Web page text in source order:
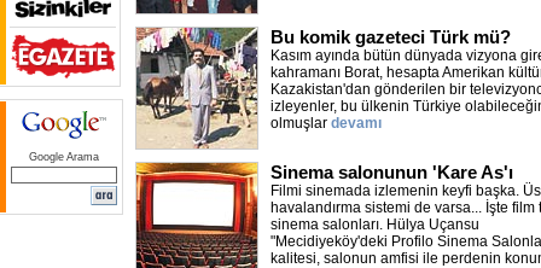
Google Arama
Bu komik gazeteci Türk mü?
Kasım ayında bütün dünyada vizyona
kahramanı Borat, hesapta Amerikan
Kazakistan'dan gönderilen bir
izleyenler, bu ülkenin Türkiye
olmuşlar devamı
Sinema salonunun 'Kare As'ı
Filmi sinemada izlemenin keyfi başka.
havalandırma sistemi de varsa... İşte film
sinema salonları. Hülya Uçansu
"Mecidiyeköy'deki Profilo Sinema
kalitesi, salonun amfisi ile perdenin